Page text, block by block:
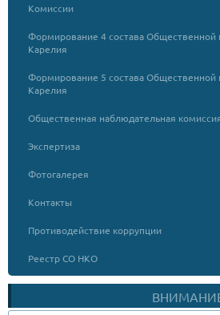
Комиссии
Формирование 4 состава Общественной
Карелия
Формирование 5 состава Общественной
Карелия
Общественная наблюдательная
Экспертиза
Фотогалерея
Контакты
Противодействие коррупции
Реестр СО НКО